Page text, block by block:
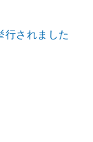
行されました